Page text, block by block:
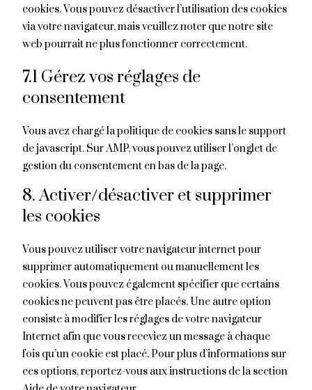
cookies. Vous pouvez désactiver l’utilisation des cookies
via votre navigateur, mais veuillez noter que notre site
web pourrait ne plus fonctionner correctement.
7.1 Gérez vos réglages de
consentement
Vous avez chargé la politique de cookies sans le support
de javascript. Sur AMP, vous pouvez utiliser l’onglet de
gestion du consentement en bas de la page.
8. Activer/désactiver et supprimer
les cookies
Vous pouvez utiliser votre navigateur internet pour
supprimer automatiquement ou manuellement les
cookies. Vous pouvez également spécifier que certains
cookies ne peuvent pas être placés. Une autre option
consiste à modifier les réglages de votre navigateur
Internet afin que vous receviez un message à chaque
fois qu’un cookie est placé. Pour plus d’informations sur
ces options, reportez-vous aux instructions de la section